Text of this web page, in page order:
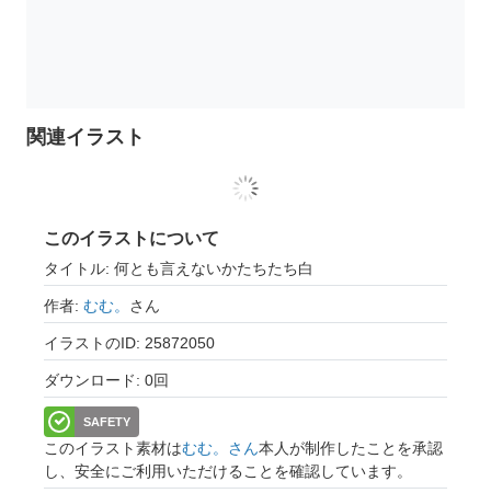
関連イラスト
このイラストについて
タイトル: 何とも言えないかたちたち白
作者: むむ。 さん
イラストのID: 25872050
ダウンロード: 0回
SAFETY
このイラスト素材はむむ。さん本人が制作したことを承認
し、安全にご利用いただけることを確認しています。